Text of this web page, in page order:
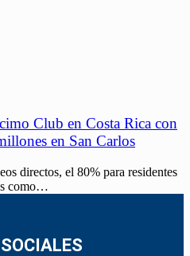
Club en Costa Rica con
en San Carlos
directos, el 80% para residentes
como…